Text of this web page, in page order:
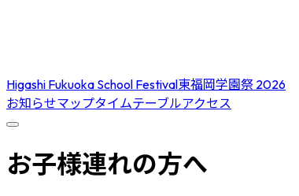
Higashi Fukuoka School Festival東福岡学園祭 2026
お知らせマップタイムテーブルアクセス
お子様連れの方へ